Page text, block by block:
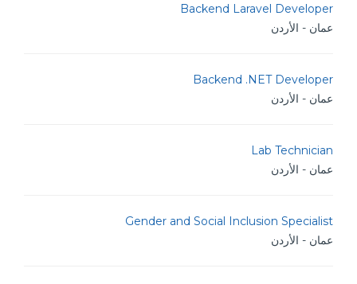
Backend Laravel Developer
عمان - الأردن
Backend .NET Developer
عمان - الأردن
Lab Technician
عمان - الأردن
Gender and Social Inclusion Specialist
عمان - الأردن